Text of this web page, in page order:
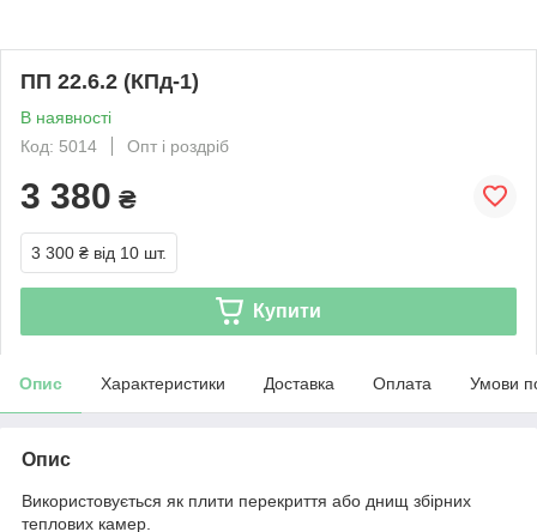
ПП 22.6.2 (КПд-1)
В наявності
Код: 5014
Опт і роздріб
3 380 ₴
3 300 ₴ від 10 шт.
Купити
Опис Характеристики Доставка Оплата Умови
Опис
Використовується як плити перекриття або днищ збірних
теплових камер.